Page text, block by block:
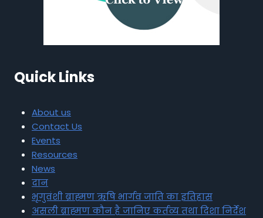
Quick Links
About us
Contact Us
Events
Resources
News
दान
भृगुवंशी ब्राह्मण ऋषि भार्गव जाति का इतिहास
असली ब्राह्मण कौन है जानिए कर्तव्य तथा दिशा निर्देश